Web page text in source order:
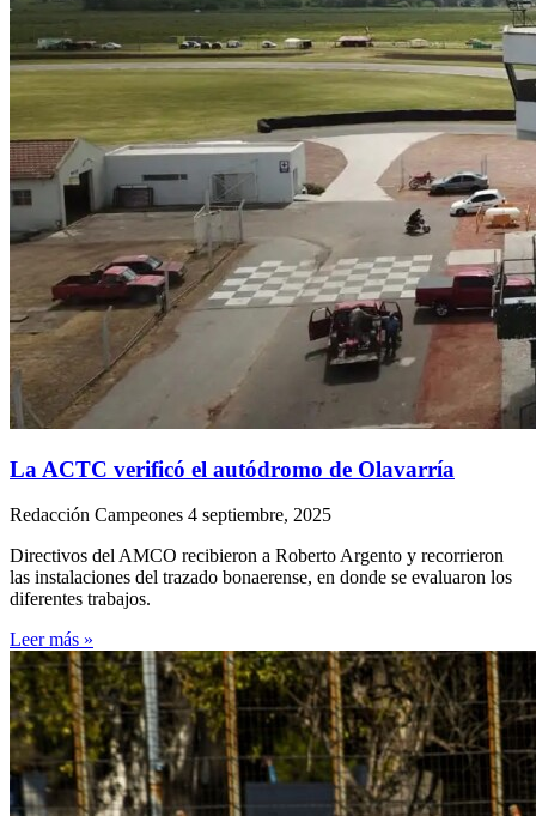
La ACTC verificó el autódromo de Olavarría
Redacción Campeones 4 septiembre, 2025
Directivos del AMCO recibieron a Roberto Argento y recorrieron
las instalaciones del trazado bonaerense, en donde se evaluaron los
diferentes trabajos.
Leer más »